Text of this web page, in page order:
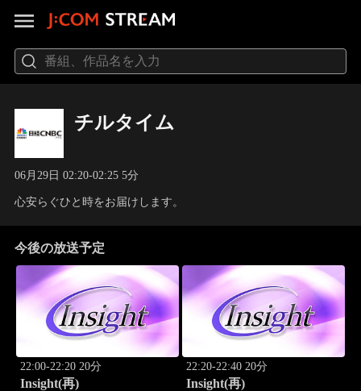
チルタイム
06月29日 02:20-02:25 5分
心安らぐひと時をお届けします。
今後の放送予定
22:00-22:20 20分
Insight(再)
22:20-22:40 20分
Insight(再)